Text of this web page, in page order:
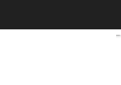
del